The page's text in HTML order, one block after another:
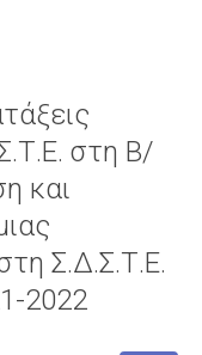
στη Β/
και
Σ.Δ.Σ.Τ.Ε.
2022